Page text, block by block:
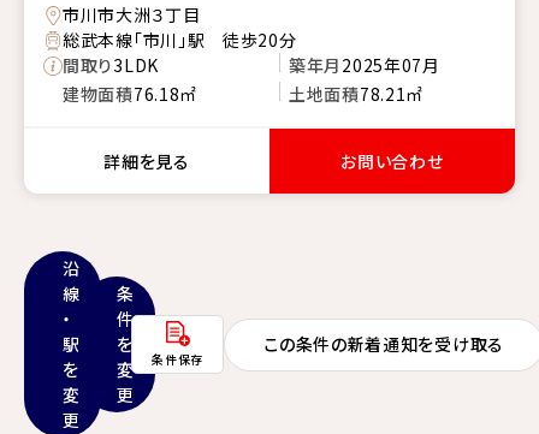
市川市大洲３丁目
総武本線「市川」駅 徒歩20分
間取り3LDK 築年月 2025年07月
建物面積76.18㎡ 土地面積78.21㎡
詳細を見る お問い合わせ
沿
線
・
駅
を
変
更
条
件
を
変
更
条件保存
この条件の新着通知を受け取る